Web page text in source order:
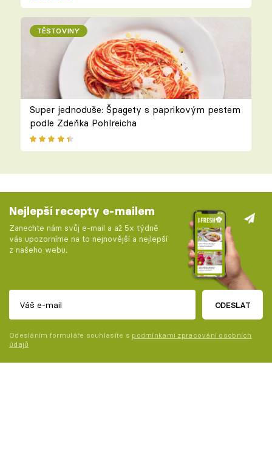
TĚSTOVINY
Super jednoduše: Špagety s paprikovým pestem
podle Zdeňka Pohlreicha
Nejlepší recepty e-mailem
Zanechte nám svůj e-mail a až 5x týdně
vás upozorníme na to nejnovější a nejlepší
z našeho webu.
ODESLAT
Odesláním formuláře souhlasíte s podmínkami zpracování osobních
údajů